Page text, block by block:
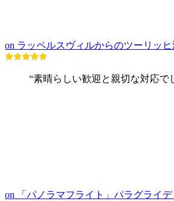
on ラッペルスヴィルからのツーリッ
“素晴らしい歓迎と親切な対応で
on 「パノラマフライト」パラグライ